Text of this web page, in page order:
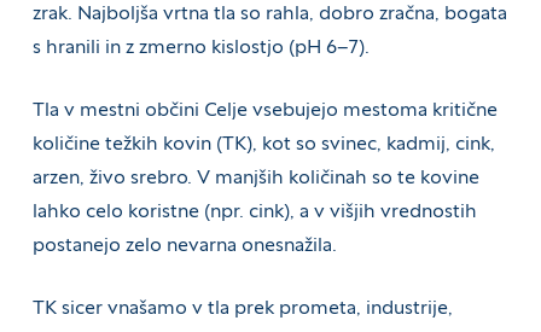
zrak. Najboljša vrtna tla so rahla, dobro zračna, bogata
s hranili in z zmerno kislostjo (pH 6–7).
Tla v mestni občini Celje vsebujejo mestoma kritične
količine težkih kovin (TK), kot so svinec, kadmij, cink,
arzen, živo srebro. V manjših količinah so te kovine
lahko celo koristne (npr. cink), a v višjih vrednostih
postanejo zelo nevarna onesnažila.
TK sicer vnašamo v tla prek prometa, industrije,